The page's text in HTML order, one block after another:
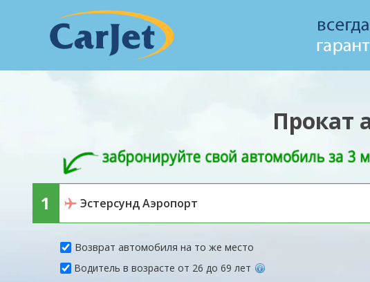
Прокат
Возврат автомобиля на то же место
Водитель в возрасте от 26 до 69 лет